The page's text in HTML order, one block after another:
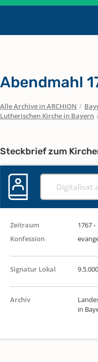
Abendmahl
Alle Archive in ARCHION /
Lutherischen Kirche in Bayern
Steckbrief zum
Digitalisat
Zeitraum
1767 -
Konfession
Signatur Lokal
Archiv
in